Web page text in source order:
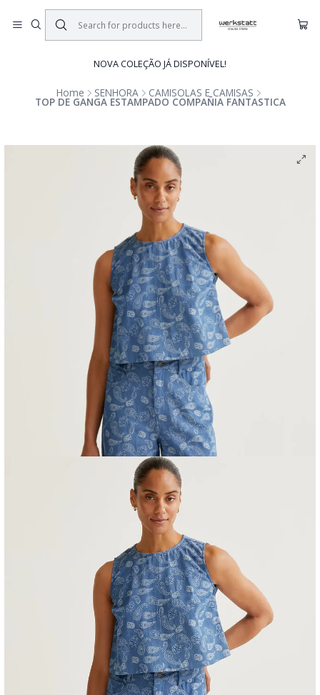
NOVA COLEÇÃO JÁ DISPONÍVEL!
Home SENHORA CAMISOLAS E CAMISAS
TOP DE GANGA ESTAMPADO COMPAÑIA FANTASTICA